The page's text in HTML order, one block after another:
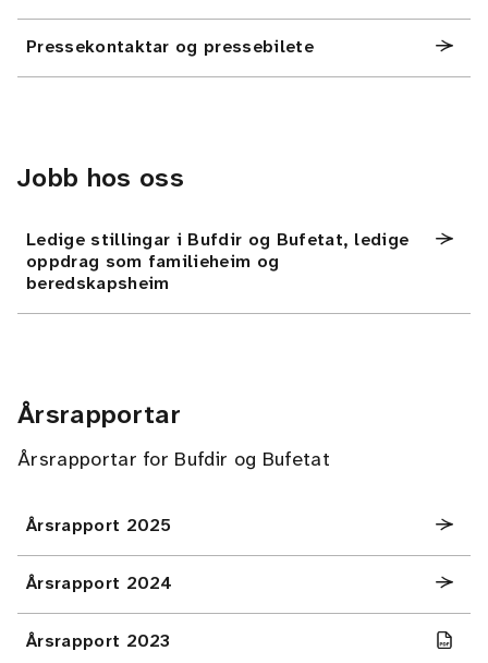
Pressekontaktar og pressebilete
Jobb hos oss
Ledige stillingar i Bufdir og Bufetat, ledige
oppdrag som familieheim og
beredskapsheim
Årsrapportar
Årsrapportar for Bufdir og Bufetat
Årsrapport 2025
Årsrapport 2024
Årsrapport 2023